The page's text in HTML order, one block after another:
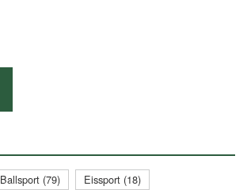
Ballsport (79)
Eissport (18)